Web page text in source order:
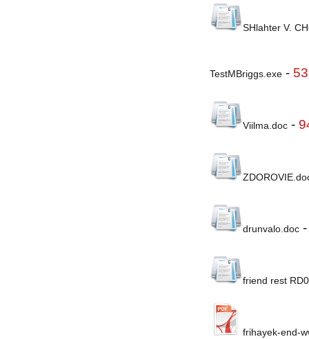
SHlahter V.
TestMBriggs.exe-
Viilma.doc-
drunvalo.doc
friend rest
frihayek-end-